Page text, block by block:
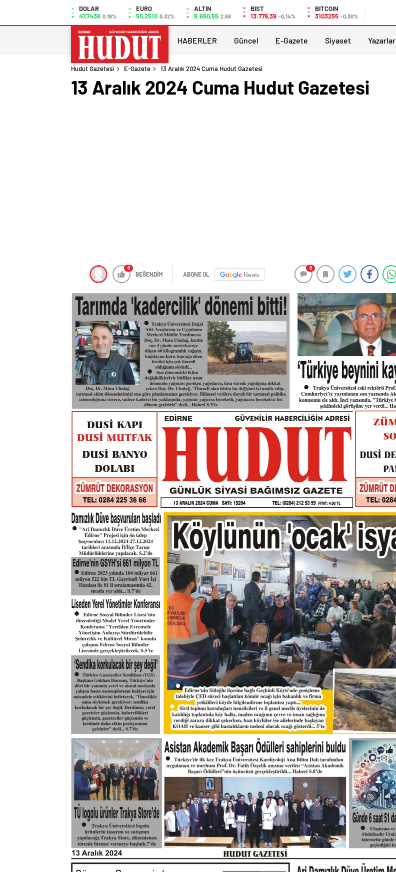
DOLAR
47,7436 0.18%
EURO
55,2510 0.32%
ALTIN
6.660,55 2,59
BIST
13.779,39 -0,14%
BITCOIN
3103255 -0,30%
HABERLER Güncel E-Gazete Siyaset Yazarlar
Hudut Gazetesi E-Gazete 13 Aralık 2024 Cuma Hudut Gazetesi
13 Aralık 2024 Cuma Hudut Gazetesi
0
BEĞENDİM ABONE OL News
0